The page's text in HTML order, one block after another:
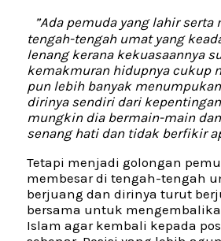
”Ada pemuda yang lahir serta
tengah-tengah umat yang
lenang kerana kekuasaannya
kemakmuran hidupnya cukup
pun lebih banyak
dirinya sendiri dari
mungkin dia bermain-main
senang hati dan tidak berfikir
Tetapi menjadi golongan
membesar di tengah-tengah
berjuang dan dirinya turut
bersama untuk
Islam agar kembali kepada